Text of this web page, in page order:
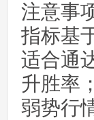
注意事
指标基
适合通
升胜率；
弱势行